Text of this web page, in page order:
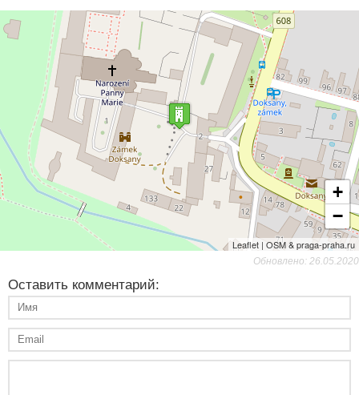
+
−
Leaflet | OSM & praga-praha.ru
Обновлено: 26.05.2020
Оставить комментарий: